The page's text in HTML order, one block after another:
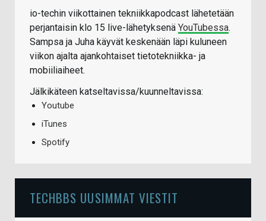
io-techin viikottainen tekniikkapodcast lähetetään
perjantaisin klo 15 live-lähetyksenä YouTubessa.
Sampsa ja Juha käyvät keskenään läpi kuluneen
viikon ajalta ajankohtaiset tietotekniikka- ja
mobiiliaiheet.
Jälkikäteen katseltavissa/kuunneltavissa:
Youtube
iTunes
Spotify
TECHBBS UUSIMMAT VIESTIT